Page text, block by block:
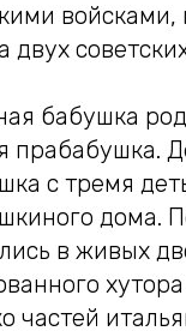
войсками,
двух
бабушка
прабабушка.
с тремя
дома.
в живых
частей